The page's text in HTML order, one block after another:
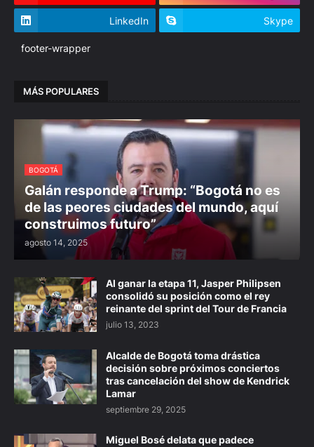
LinkedIn Skype
footer-wrapper
MÁS POPULARES
BOGOTÁ
Galán responde a Trump: “Bogotá no es
de las peores ciudades del mundo, aquí
construimos futuro”
agosto 14, 2025
Al ganar la etapa 11, Jasper Philipsen
consolidó su posición como el rey
reinante del sprint del Tour de Francia
julio 13, 2023
Alcalde de Bogotá toma drástica
decisión sobre próximos conciertos
tras cancelación del show de Kendrick
Lamar
septiembre 29, 2025
Miguel Bosé delata que padece